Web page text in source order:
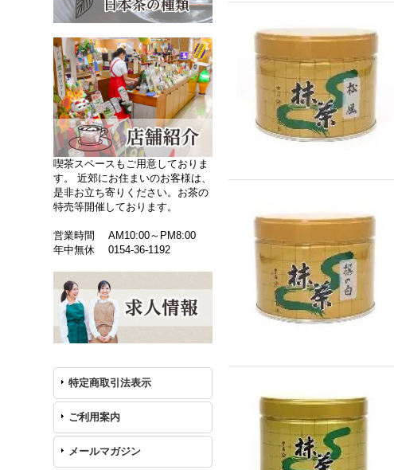
喫茶スペースもご用意しておりま
す。 近郊にお住まいのお客様は、
是非お立ち寄りください。お茶の
特売等開催しております。
営業時間 AM10:00～PM8:00
年中無休 0154-36-1192
特定商取引法表示
ご利用案内
メールマガジン